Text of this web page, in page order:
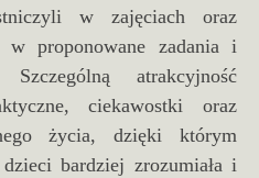
w zajęciach oraz
proponowane zadania i
Szczególną atrakcyjność
ciekawostki oraz
życia, dzięki którym
bardziej zrozumiała i